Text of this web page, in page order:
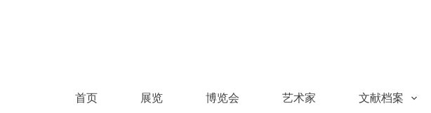
首页 展览 博览会 艺术家 文献档案